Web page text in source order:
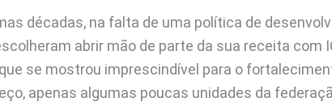
décadas, na falta de uma política de
abrir mão de parte da sua receita com
se mostrou imprescindível para o
apenas algumas poucas unidades da